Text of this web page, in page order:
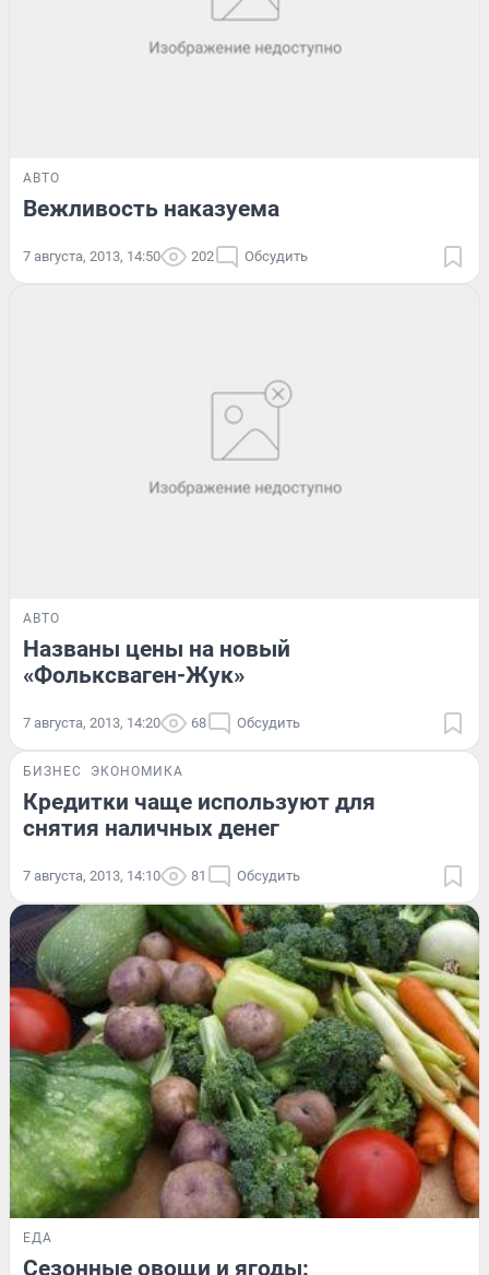
АВТО
Вежливость наказуема
7 августа, 2013, 14:50 202 Обсудить
АВТО
Названы цены на новый
«Фольксваген-Жук»
7 августа, 2013, 14:20 68 Обсудить
БИЗНЕС ЭКОНОМИКА
Кредитки чаще используют для
снятия наличных денег
7 августа, 2013, 14:10 81 Обсудить
ЕДА
Сезонные овощи и ягоды: